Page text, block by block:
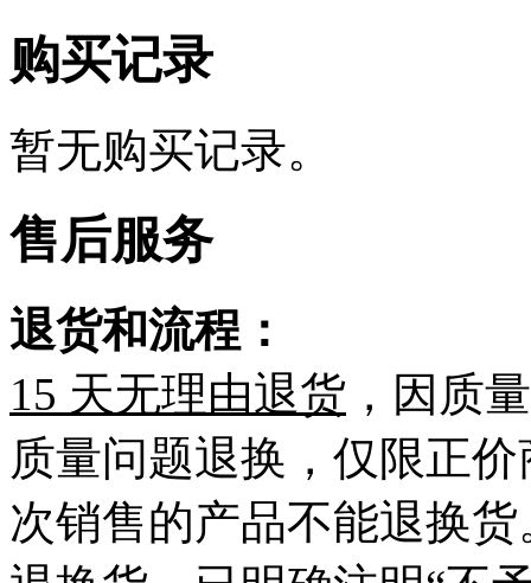
购买记录
暂无购买记录。
售后服务
退货和流程：
15 天无理由退货 ，因质
质量问题退换，仅限正
次销售的产品不能退换